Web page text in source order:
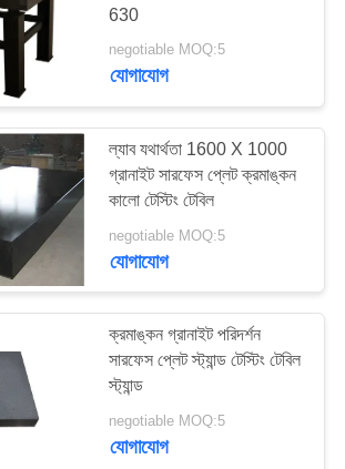
পরিবাহক
26
630
negotiable MOQ:5
যোগাযোগ
ল্যাব যথার্থতা 1600 X 1000
গ্রানাইট সারফেস প্লেট ক্রমাঙ্কন
কালো টেস্টিং টেবিল
negotiable MOQ:5
যোগাযোগ
ক্রমাঙ্কন গ্রানাইট পরিদর্শন
সারফেস প্লেট স্ট্যান্ড টেস্টিং টেবিল
স্ট্যান্ড
negotiable MOQ:5
যোগাযোগ